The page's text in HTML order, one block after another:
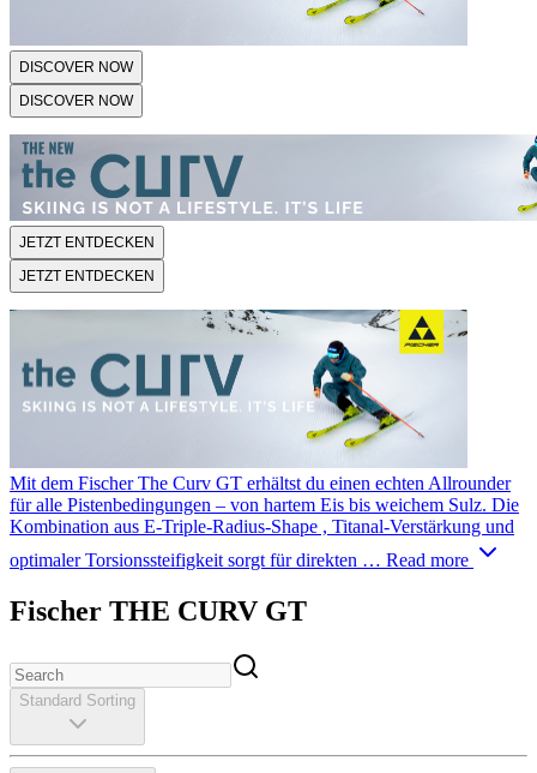
DISCOVER NOW
DISCOVER NOW
JETZT ENTDECKEN
JETZT ENTDECKEN
Mit dem Fischer The Curv GT erhältst du einen echten Allrounder
für alle Pistenbedingungen – von hartem Eis bis weichem Sulz. Die
Kombination aus E-Triple-Radius-Shape , Titanal-Verstärkung und
optimaler Torsionssteifigkeit sorgt für direkten … Read more
Fischer THE CURV GT
Standard Sorting